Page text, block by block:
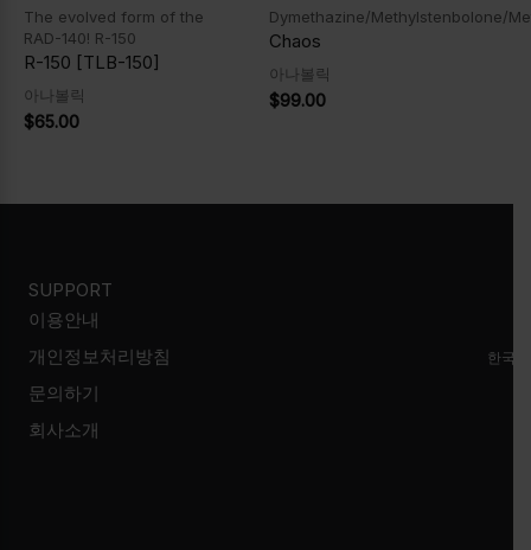
The evolved form of the
RAD-140! R-150
R-150 [TLB-150]
아나볼릭
$65.00
Dymethazine/Methylstenbolone/
Chaos
아나볼릭
$99.00
SUPPORT
이용안내
개인정보처리방침
문의하기
회사소개
한국